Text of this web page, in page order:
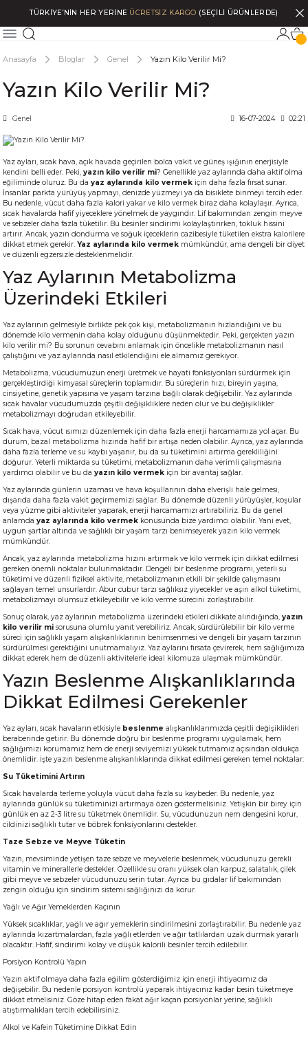
TÜRKİYE’NİN HER YERİNE ÜCRETSİZ KARGO (SEÇİLİ ÜRÜNLERDE)
Anasayfa Bloglar Genel Yazın Kilo Verilir Mi?
Yazın Kilo Verilir Mi?
Genel 16-07-2024 02:21
Yaz ayları, sıcak hava, açık havada geçirilen bolca vakit ve güneş ışığının enerjisiyle
kendini belli eder. Peki, yazın kilo verilir mi? Genellikle yaz aylarında daha aktif olma
eğiliminde oluruz. Bu da yaz aylarında kilo vermek için daha fazla fırsat sunar.
İnsanlar parkta yürüyüş yapmayı, denizde yüzmeyi ya da bisiklete binmeyi tercih eder.
Bu nedenle, vücut daha fazla kalori yakar ve kilo vermek biraz daha kolaylaşır. Ayrıca,
sıcak havalarda hafif yiyeceklere yönelmek de yaygındır. Lif bakımından zengin meyve
ve sebzeler daha fazla tüketilir. Bu besinler sindirimi kolaylaştırırken, tokluk hissini
artırır. Ancak, yazın dondurma ve soğuk içeceklerin cazibesiyle tüketilen ekstra kalorilere
dikkat etmek gerekir. Yaz aylarında kilo vermek mümkündür, ama dengeli bir diyet
ve düzenli egzersizle desteklenmelidir.
Yaz Aylarının Metabolizma
Üzerindeki Etkileri
Yaz aylarının gelmesiyle birlikte pek çok kişi, metabolizmanın hızlandığını ve bu
dönemde kilo vermenin daha kolay olduğunu düşünmektedir. Peki, gerçekten yazın
kilo verilir mi? Bu sorunun cevabını anlamak için öncelikle metabolizmanın nasıl
çalıştığını ve yaz aylarında nasıl etkilendiğini ele almamız gerekiyor.
Metabolizma, vücudumuzun enerji üretmek ve hayati fonksiyonları sürdürmek için
gerçekleştirdiği kimyasal süreçlerin toplamıdır. Bu süreçlerin hızı, bireyin yaşına,
cinsiyetine, genetik yapısına ve yaşam tarzına bağlı olarak değişebilir. Yaz aylarında
sıcak havalar vücudumuzda çeşitli değişikliklere neden olur ve bu değişiklikler
metabolizmayı doğrudan etkileyebilir.
Sıcak hava, vücut ısımızı düzenlemek için daha fazla enerji harcamamıza yol açar. Bu
durum, bazal metabolizma hızında hafif bir artışa neden olabilir. Ayrıca, yaz aylarında
daha fazla terleme ve su kaybı yaşanır, bu da su tüketimini artırma gerekliliğini
doğurur. Yeterli miktarda su tüketimi, metabolizmanın daha verimli çalışmasına
yardımcı olabilir ve bu da yazın kilo vermek için bir avantaj sağlar.
Yaz aylarında günlerin uzaması ve hava koşullarının daha elverişli hale gelmesi,
dışarıda daha fazla vakit geçirmemizi sağlar. Bu dönemde düzenli yürüyüşler, koşular
veya yüzme gibi aktiviteler yaparak, enerji harcamamızı artırabiliriz. Bu da genel
anlamda yaz aylarında kilo vermek konusunda bize yardımcı olabilir. Yani evet,
uygun şartlar altında ve sağlıklı bir yaşam tarzı benimseyerek yazın kilo vermek
mümkündür.
Ancak, yaz aylarında metabolizma hızını artırmak ve kilo vermek için dikkat edilmesi
gereken önemli noktalar bulunmaktadır. Dengeli bir beslenme programı, yeterli su
tüketimi ve düzenli fiziksel aktivite, metabolizmanın etkili bir şekilde çalışmasını
sağlayan temel unsurlardır. Abur cubur tarzı sağlıksız yiyecekler ve aşırı alkol tüketimi,
metabolizmayı olumsuz etkileyebilir ve kilo verme sürecini zorlaştırabilir.
Sonuç olarak, yaz aylarının metabolizma üzerindeki etkileri dikkate alındığında, yazın
kilo verilir mi sorusuna olumlu yanıt verebiliriz. Ancak, sürdürülebilir bir kilo verme
süreci için sağlıklı yaşam alışkanlıklarının benimsenmesi ve dengeli bir yaşam tarzının
sürdürülmesi gerektiğini unutmamalıyız. Yaz aylarını fırsata çevirerek, hem sağlığımıza
dikkat ederek hem de düzenli aktivitelerle ideal kilomuza ulaşmak mümkündür.
Yazın Beslenme Alışkanlıklarında
Dikkat Edilmesi Gerekenler
Yaz ayları, sıcak havaların etkisiyle beslenme alışkanlıklarımızda çeşitli değişiklikleri
beraberinde getirir. Bu dönemde doğru bir beslenme programı uygulamak, hem
sağlığımızı korumamız hem de enerji seviyemizi yüksek tutmamız açısından oldukça
önemlidir. İşte yazın beslenme alışkanlıklarında dikkat edilmesi gereken temel noktalar:
Su Tüketimini Artırın
Sıcak havalarda terleme yoluyla vücut daha fazla su kaybeder. Bu nedenle, yaz
aylarında günlük su tüketiminizi artırmaya özen göstermelisiniz. Yetişkin bir birey için
günlük en az 2-3 litre su tüketmek önemlidir. Su, vücudunuzun nem dengesini korur,
cildinizi sağlıklı tutar ve böbrek fonksiyonlarını destekler.
Taze Sebze ve Meyve Tüketin
Yazın, mevsiminde yetişen taze sebze ve meyvelerle beslenmek, vücudunuzu gerekli
vitamin ve minerallerle destekler. Özellikle su oranı yüksek olan karpuz, salatalık, çilek
gibi meyve ve sebzeler vücudunuzu serin tutar. Ayrıca bu gıdalar lif bakımından
zengin olduğu için sindirim sistemi sağlığınızı da korur.
Yağlı ve Ağır Yemeklerden Kaçının
Yüksek sıcaklıklar, yağlı ve ağır yemeklerin sindirilmesini zorlaştırabilir. Bu nedenle yaz
aylarında kızartmalardan, fazla yağlı etlerden ve ağır tatlılardan uzak durmak yararlı
olacaktır. Hafif, sindirimi kolay ve düşük kalorili besinler tercih edilebilir.
Porsiyon Kontrolü Yapın
Yazın aktif olmaya daha fazla eğilim gösterdiğimiz için enerji ihtiyacımız da
değişebilir. Bu nedenle porsiyon kontrolü yaparak ihtiyacınız kadar besin tüketmeye
dikkat etmelisiniz. Göze hitap eden fakat ağır kaçan porsiyonlar yerine, sağlıklı
atıştırmalıkları tercih edebilirsiniz.
Alkol ve Kafein Tüketimine Dikkat Edin